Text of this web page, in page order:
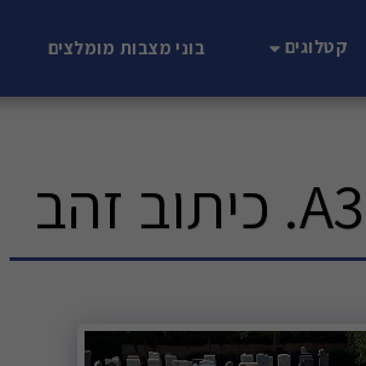
קטלוגים בוני מצבות מומלצים